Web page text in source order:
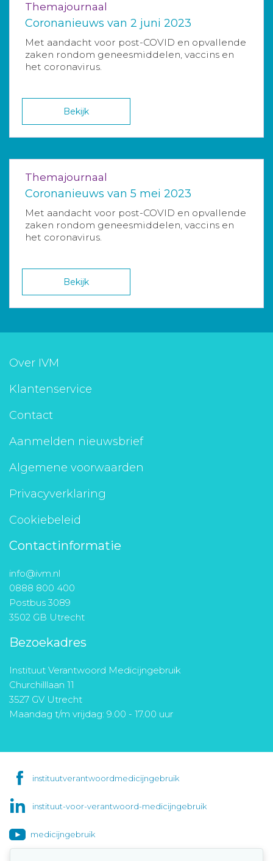
Themajournaal
Coronanieuws van 2 juni 2023
Met aandacht voor post-COVID en opvallende
zaken rondom geneesmiddelen, vaccins en
het coronavirus.
Bekijk
Themajournaal
Coronanieuws van 5 mei 2023
Met aandacht voor post-COVID en opvallende
zaken rondom geneesmiddelen, vaccins en
het coronavirus.
Bekijk
Over IVM
Klantenservice
Contact
Aanmelden nieuwsbrief
Algemene voorwaarden
Privacyverklaring
Cookiebeleid
Contactinformatie
info@ivm.nl
0888 800 400
Postbus 3089
3502 GB Utrecht
Bezoekadres
Instituut Verantwoord Medicijngebruik
Churchilllaan 11
3527 GV Utrecht
Maandag t/m vrijdag: 9.00 - 17.00 uur
instituutverantwoordmedicijngebruik
instituut-voor-verantwoord-medicijngebruik
medicijngebruik